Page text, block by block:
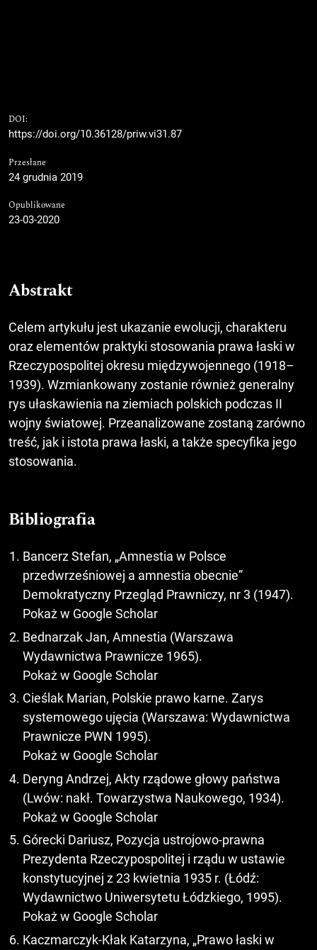
DOI:
https://doi.org/10.36128/priw.vi31.87
Przesłane
24 grudnia 2019
Opublikowane
23-03-2020
Abstrakt
Celem artykułu jest ukazanie ewolucji, charakteru
oraz elementów praktyki stosowania prawa łaski w
Rzeczypospolitej okresu międzywojennego (1918–
1939). Wzmiankowany zostanie również generalny
rys ułaskawienia na ziemiach polskich podczas II
wojny światowej. Przeanalizowane zostaną zarówno
treść, jak i istota prawa łaski, a także specyfika jego
stosowania.
Bibliografia
Bancerz Stefan, „Amnestia w Polsce
przedwrześniowej a amnestia obecnie”
Demokratyczny Przegląd Prawniczy, nr 3 (1947).
Pokaż w Google Scholar
Bednarzak Jan, Amnestia (Warszawa
Wydawnictwa Prawnicze 1965).
Pokaż w Google Scholar
Cieślak Marian, Polskie prawo karne. Zarys
systemowego ujęcia (Warszawa: Wydawnictwa
Prawnicze PWN 1995).
Pokaż w Google Scholar
Deryng Andrzej, Akty rządowe głowy państwa
(Lwów: nakł. Towarzystwa Naukowego, 1934).
Pokaż w Google Scholar
Górecki Dariusz, Pozycja ustrojowo-prawna
Prezydenta Rzeczypospolitej i rządu w ustawie
konstytucyjnej z 23 kwietnia 1935 r. (Łódź:
Wydawnictwo Uniwersytetu Łódzkiego, 1995).
Pokaż w Google Scholar
Kaczmarczyk-Kłak Katarzyna, „Prawo łaski w